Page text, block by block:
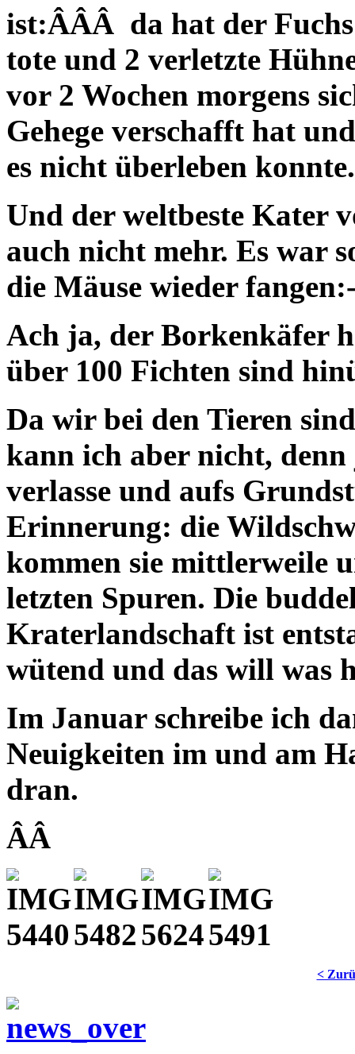
ist:ÂÂÂ da hat der
tote und 2 verletzte
vor 2 Wochen morgens
Gehege verschafft hat
es nicht überleben konnte.
Und der weltbeste Kater
auch nicht mehr. Es war
die Mäuse wieder
Ach ja, der Borkenkäfer
über 100 Fichten sind
Da wir bei den Tieren
kann ich aber nicht,
verlasse und aufs
Erinnerung: die
kommen sie mittlerweile
letzten Spuren. Die
Kraterlandschaft ist
wütend und das will was
Im Januar schreibe ich
Neuigkeiten im und am
dran.
ÂÂ
<